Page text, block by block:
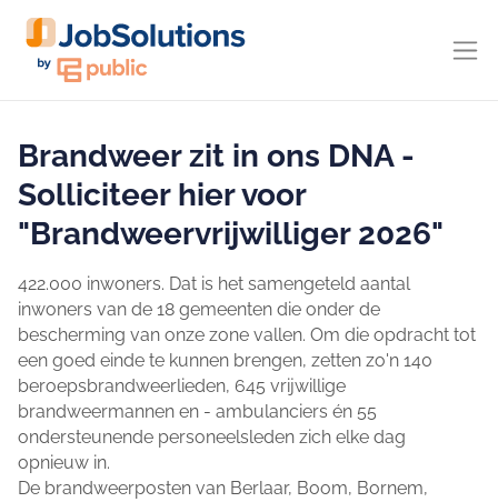
Brandweer zit in ons DNA -
Solliciteer hier voor
"Brandweervrijwilliger 2026"
422.000 inwoners. Dat is het samengeteld aantal
inwoners van de 18 gemeenten die onder de
bescherming van onze zone vallen. Om die opdracht tot
een goed einde te kunnen brengen, zetten zo'n 140
beroepsbrandweerlieden, 645 vrijwillige
brandweermannen en - ambulanciers én 55
ondersteunende personeelsleden zich elke dag
opnieuw in.
De brandweerposten van Berlaar, Boom, Bornem,